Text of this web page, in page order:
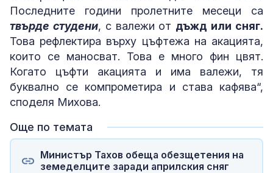
Последните години пролетните месеци са
твърде студени, с валежи от дъжд или сняг.
Това рефлектира върху цъфтежа на акацията,
които се маносват. Това е много фин цвят.
Когато цъфти акацията и има валежи, тя
буквално се компрометира и става кафява“,
споделя Михова.
Още по темата
Министър Тахов обеща обезщетения на
земеделците заради априлския сняг